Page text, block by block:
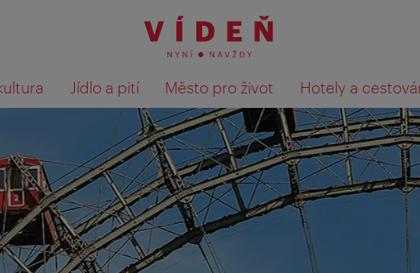
Jídlo a pití Město pro život Hotely a
Výsledky hledání zobrazit na